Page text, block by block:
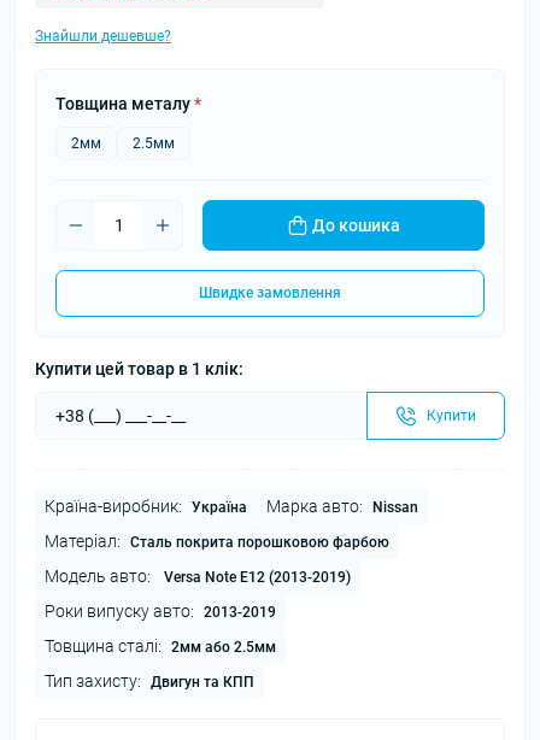
Знайшли дешевше?
Товщина металу*
2мм 2.5мм
До кошика
Швидке замовлення
Купити цей товар в 1 клік:
Купити
Країна-виробник: Україна Марка авто: Nissan
Матеріал: Сталь покрита порошковою фарбою
Модель авто: Versa Note E12 (2013-2019)
Роки випуску авто: 2013-2019
Товщина сталі: 2мм або 2.5мм
Тип захисту: Двигун та КПП